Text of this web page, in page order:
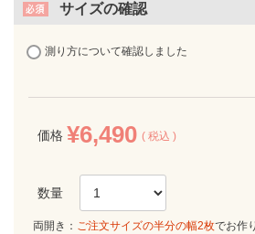
サイズの確認
測り方について確認しました
価格 ¥6,490 税込
両開き： ご注文サイズの半分の幅2枚でお作